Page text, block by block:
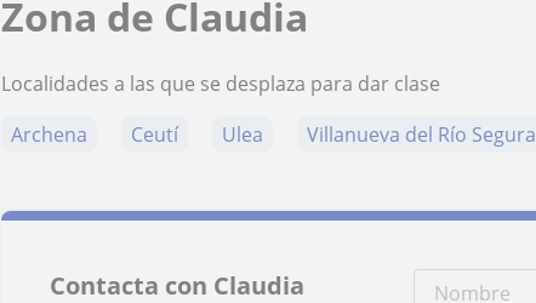
Zona de Claudia
Localidades a las que se desplaza para dar clase
Archena
Ceutí Ulea Villanueva del Río Segura
Contacta con Claudia